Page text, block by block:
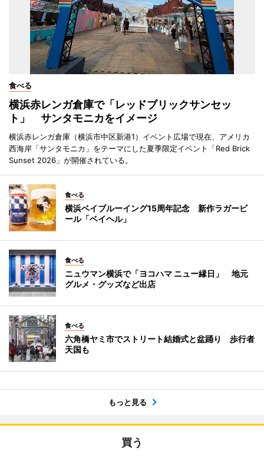
食べる
横浜赤レンガ倉庫で「レッドブリックサンセッ
ト」 サンタモニカをイメージ
横浜赤レンガ倉庫（横浜市中区新港1）イベント広場で現在、アメリカ
西海岸「サンタモニカ」をテーマにした夏季限定イベント「Red Brick
Sunset 2026」が開催されている。
食べる
横浜ベイブルーイング15周年記念 新作ラガービ
ール「ベイヘル」
食べる
ニュウマン横浜で「ヨコハマ ニュー縁日」 地元
グルメ・グッズなど出店
食べる
六角橋ヤミ市でストリート結婚式と盆踊り 歩行者
天国も
もっと見る
買う